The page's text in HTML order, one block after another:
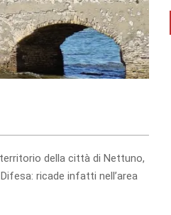
della città di Nettuno,
ricade infatti nell’area